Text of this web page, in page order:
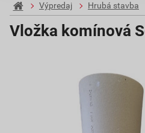
Výpredaj Hrubá stavba
Vložka komínová